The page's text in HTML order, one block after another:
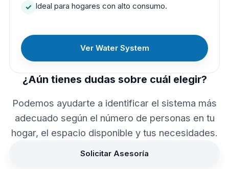
Ideal para hogares con alto consumo.
Ver Water System
¿Aún tienes dudas sobre cuál elegir?
Podemos ayudarte a identificar el sistema más
adecuado según el número de personas en tu
hogar, el espacio disponible y tus necesidades.
Solicitar Asesoría